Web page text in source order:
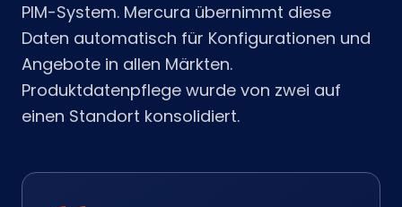
PIM-System. Mercura übernimmt diese
Daten automatisch für Konfigurationen und
Angebote in allen Märkten.
Produktdatenpflege wurde von zwei auf
einen Standort konsolidiert.